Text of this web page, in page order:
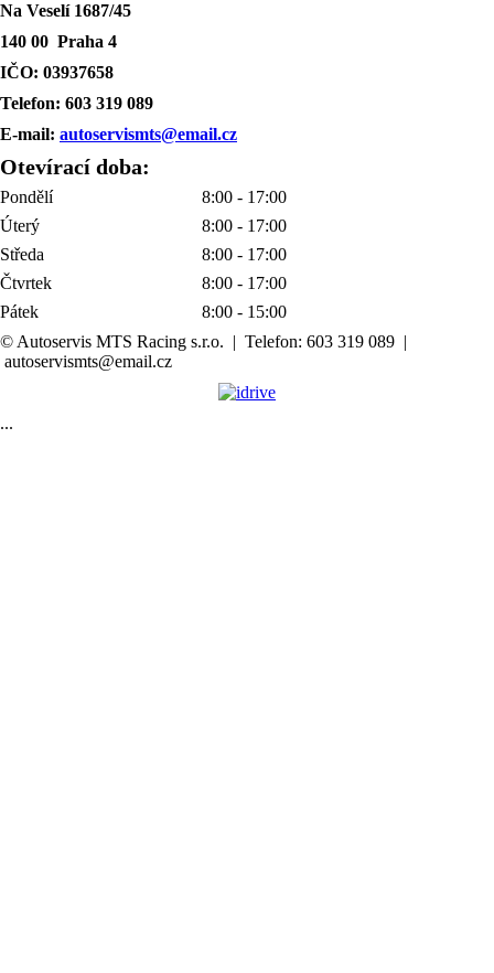
Na Veselí 1687/45
140 00 Praha 4
IČO: 03937658
Telefon: 603 319 089
E-mail: autoservismts@email.cz
Otevírací doba:
Pondělí
8:00 - 17:00
Úterý
8:00 - 17:00
Středa
8:00 - 17:00
Čtvrtek
8:00 - 17:00
Pátek
8:00 - 15:00
© Autoservis MTS Racing s.r.o. | Telefon: 603 319 089 |
autoservismts@email.cz
...